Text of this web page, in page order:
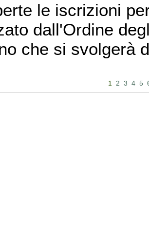
le iscrizioni
dall'Ordine
che si svolgerà
1 2 3 4 5